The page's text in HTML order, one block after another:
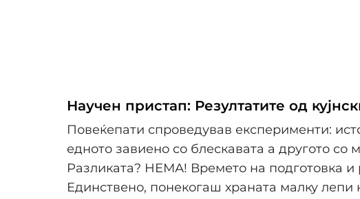
Научен пристап: Резултатите од
Повеќепати спроведував експерименти:
едното завиено со блескавата а другото со
Разликата? НЕМА! Времето на подготовка и
Единствено, понекогаш храната малку лепи